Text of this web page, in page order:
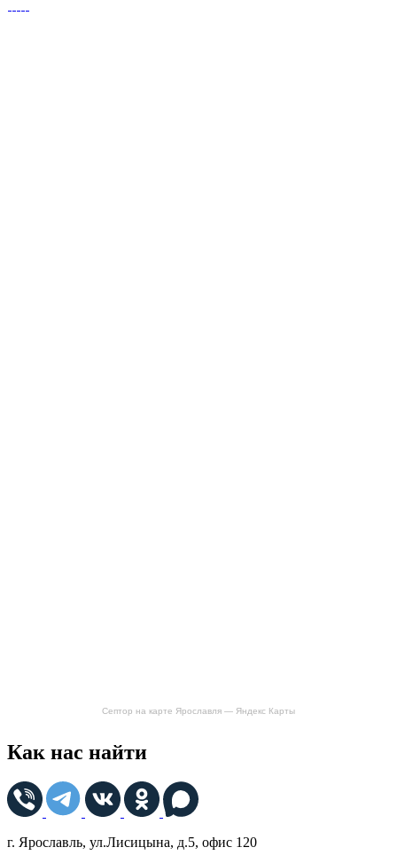
Септор на карте Ярославля — Яндекс Карты
Как нас найти
г. Ярославль, ул.Лисицына, д.5, офис 120